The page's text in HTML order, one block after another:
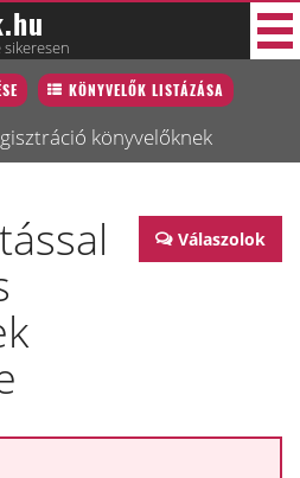
sikeresen
KÖNYVELŐK LISTÁZÁSA
könyvelőknek
Válaszolok